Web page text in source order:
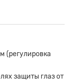
(регулировка
защиты глаз от